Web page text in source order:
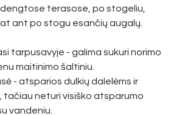
terasose, po stogeliu,
ant po stogu esančių augalų.
tarpusavyje - galima sukuri norimo
maitinimo šaltiniu.
- atsparios dulkių dalelėms ir
tačiau neturi visiško atsparumo
vandeniu.